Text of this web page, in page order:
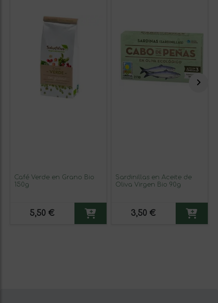
Café Verde en Grano Bio
150g
5,50 €
Sardinillas en Aceite de
Oliva Virgen Bio 90g
3,50 €